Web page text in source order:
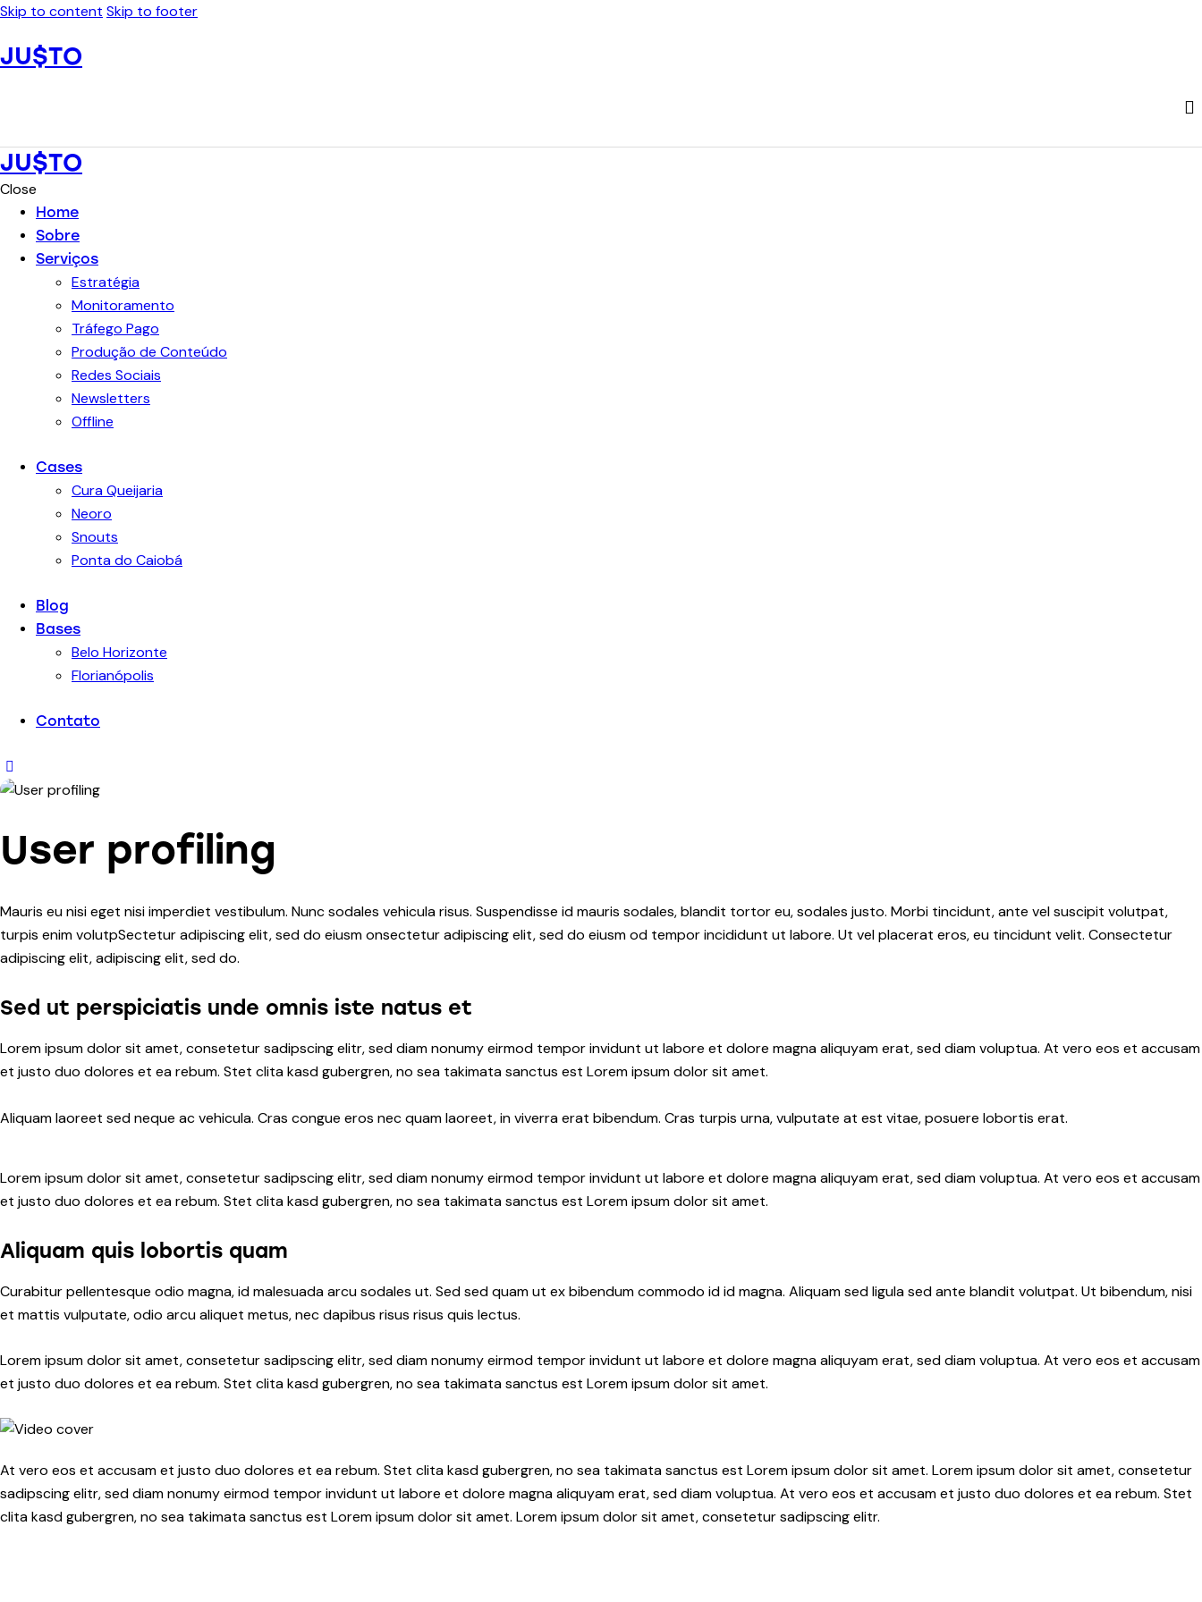
Skip to content Skip to footer
JU$TO
JU$TO
Close
Home
Sobre
Serviços
Estratégia
Monitoramento
Tráfego Pago
Produção de Conteúdo
Redes Sociais
Newsletters
Offline
Cases
Cura Queijaria
Neoro
Snouts
Ponta do Caiobá
Blog
Bases
Belo Horizonte
Florianópolis
Contato
User profiling
Mauris eu nisi eget nisi imperdiet vestibulum. Nunc sodales vehicula risus. Suspendisse id mauris sodales, blandit tortor eu, sodales justo. Morbi tincidunt, ante vel suscipit volutpat,
turpis enim volutpSectetur adipiscing elit, sed do eiusm onsectetur adipiscing elit, sed do eiusm od tempor incididunt ut labore. Ut vel placerat eros, eu tincidunt velit. Consectetur
adipiscing elit, adipiscing elit, sed do.
Sed ut perspiciatis unde omnis iste natus et
Lorem ipsum dolor sit amet, consetetur sadipscing elitr, sed diam nonumy eirmod tempor invidunt ut labore et dolore magna aliquyam erat, sed diam voluptua. At vero eos et accusam
et justo duo dolores et ea rebum. Stet clita kasd gubergren, no sea takimata sanctus est Lorem ipsum dolor sit amet.
Aliquam laoreet sed neque ac vehicula. Cras congue eros nec quam laoreet, in viverra erat bibendum. Cras turpis urna, vulputate at est vitae, posuere lobortis erat.
Lorem ipsum dolor sit amet, consetetur sadipscing elitr, sed diam nonumy eirmod tempor invidunt ut labore et dolore magna aliquyam erat, sed diam voluptua. At vero eos et accusam
et justo duo dolores et ea rebum. Stet clita kasd gubergren, no sea takimata sanctus est Lorem ipsum dolor sit amet.
Aliquam quis lobortis quam
Curabitur pellentesque odio magna, id malesuada arcu sodales ut. Sed sed quam ut ex bibendum commodo id id magna. Aliquam sed ligula sed ante blandit volutpat. Ut bibendum, nisi
et mattis vulputate, odio arcu aliquet metus, nec dapibus risus risus quis lectus.
Lorem ipsum dolor sit amet, consetetur sadipscing elitr, sed diam nonumy eirmod tempor invidunt ut labore et dolore magna aliquyam erat, sed diam voluptua. At vero eos et accusam
et justo duo dolores et ea rebum. Stet clita kasd gubergren, no sea takimata sanctus est Lorem ipsum dolor sit amet.
At vero eos et accusam et justo duo dolores et ea rebum. Stet clita kasd gubergren, no sea takimata sanctus est Lorem ipsum dolor sit amet. Lorem ipsum dolor sit amet, consetetur
sadipscing elitr, sed diam nonumy eirmod tempor invidunt ut labore et dolore magna aliquyam erat, sed diam voluptua. At vero eos et accusam et justo duo dolores et ea rebum. Stet
clita kasd gubergren, no sea takimata sanctus est Lorem ipsum dolor sit amet. Lorem ipsum dolor sit amet, consetetur sadipscing elitr.